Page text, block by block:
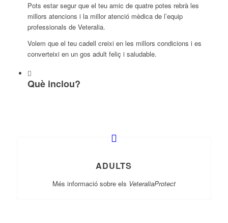
Pots estar segur que el teu amic de quatre potes rebrà les
millors atencions i la millor atenció mèdica de l’equip
professionals de Veteralia.
Volem que el teu cadell creixi en les millors condicions i es
converteixi en un gos adult feliç i saludable.
Què inclou?
ADULTS
Més informació sobre els VeteraliaProtect